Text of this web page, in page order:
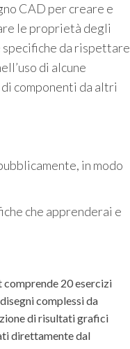
CAD per creare e
le proprietà degli
da rispettare
di alcune
componenti da altri
in modo
che apprenderai e
comprende 20 esercizi
complessi da
di risultati grafici
direttamente dal